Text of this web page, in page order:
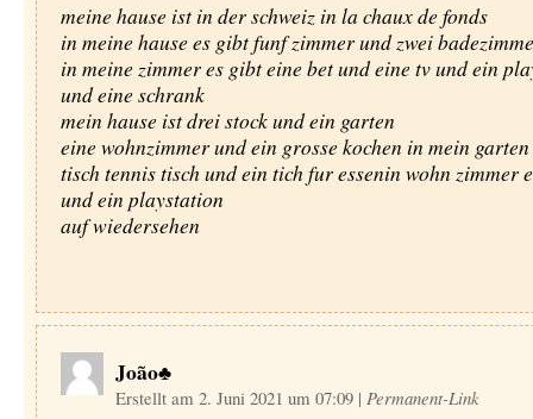
meine hause ist in der schweiz in la chaux de fonds
in meine hause es gibt funf zimmer und zwei
in meine zimmer es gibt eine bet und eine tv und ein
und eine schrank
mein hause ist drei stock und ein garten
eine wohnzimmer und ein grosse kochen in mein
tisch tennis tisch und ein tich fur essenin wohn zimmer
und ein playstation
auf wiedersehen
João♣
Erstellt am 2. Juni 2021 um 07:09 | Permanent-Link